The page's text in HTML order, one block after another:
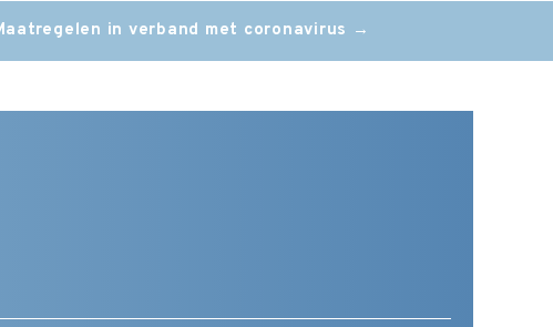
in verband met coronavirus →